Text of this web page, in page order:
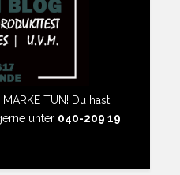
MARKE TUN! Du hast
unter 040-209 19